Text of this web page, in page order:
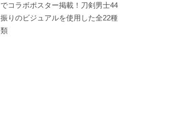
でコラボポスター掲載！刀剣男士44
振りのビジュアルを使用した全22種
類